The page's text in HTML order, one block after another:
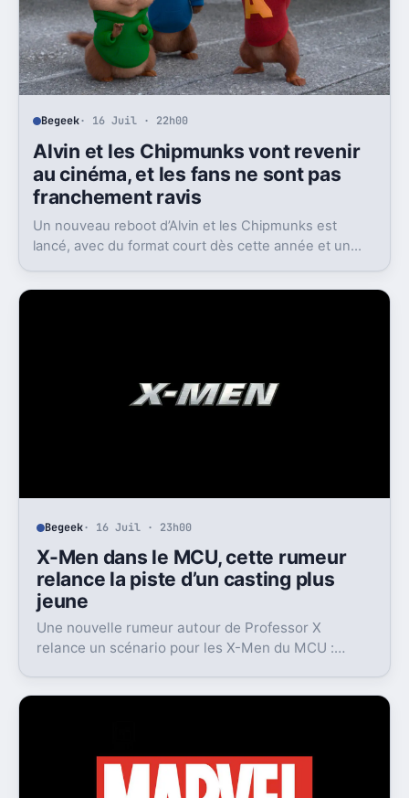
Begeek· 16 Juil · 22h00
Alvin et les Chipmunks vont revenir
au cinéma, et les fans ne sont pas
franchement ravis
Un nouveau reboot d’Alvin et les Chipmunks est
lancé, avec du format court dès cette année et un
du public.
Begeek· 16 Juil · 23h00
X-Men dans le MCU, cette rumeur
relance la piste d’un casting plus
jeune
Une nouvelle rumeur autour de Professor X
relance un scénario pour les X-Men du MCU :